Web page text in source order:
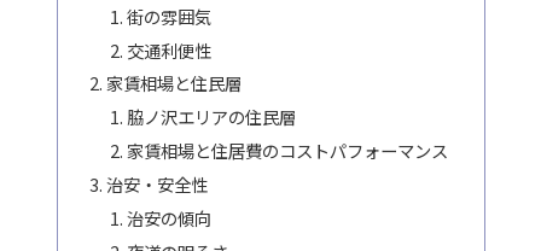
街の雰囲気
交通利便性
家賃相場と住民層
脇ノ沢エリアの住民層
家賃相場と住居費のコストパフォーマンス
治安・安全性
治安の傾向